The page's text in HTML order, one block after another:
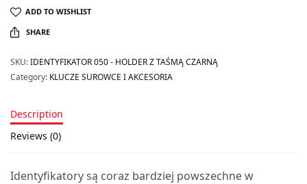
ADD TO WISHLIST
SHARE
SKU:IDENTYFIKATOR 050 - HOLDER Z TAŚMĄ CZARNĄ
Category: KLUCZE SUROWCE I AKCESORIA
Description
Reviews (0)
Identyfikatory są coraz bardziej powszechne w